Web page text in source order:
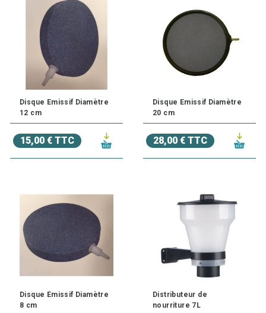
Disque Emissif Diamètre
12 cm
15,00 € TTC
Disque Emissif Diamètre
20 cm
28,00 € TTC
Disque Emissif Diamètre
8 cm
Distributeur de
nourriture 7L